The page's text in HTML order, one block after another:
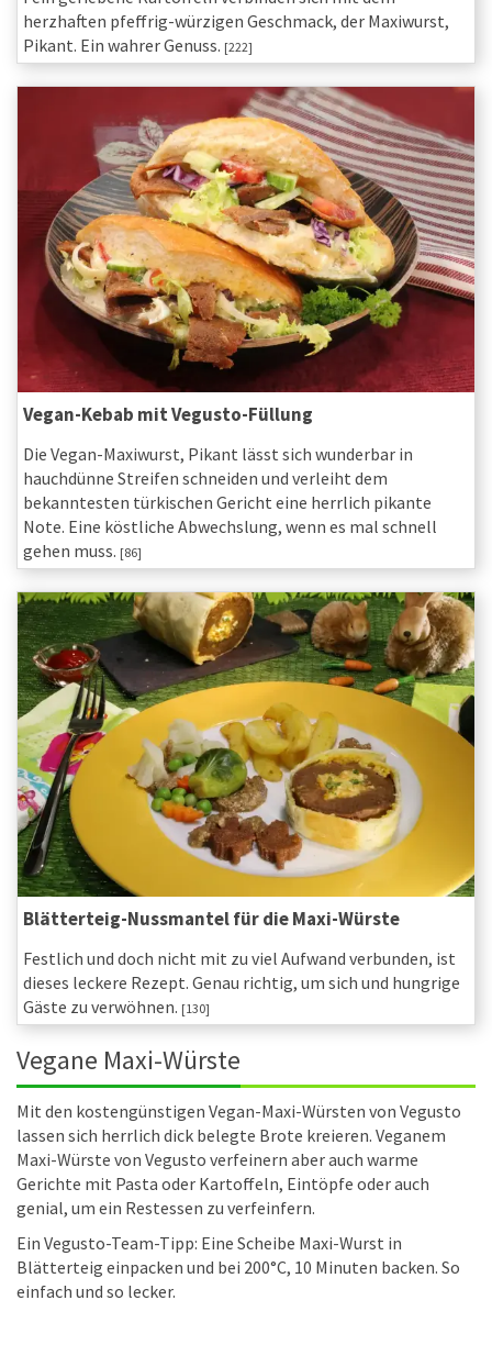
herzhaften pfeffrig-würzigen Geschmack, der Maxiwurst,
Pikant. Ein wahrer Genuss. [222]
Vegan-Kebab mit Vegusto-Füllung
Die Vegan-Maxiwurst, Pikant lässt sich wunderbar in
hauchdünne Streifen schneiden und verleiht dem
bekanntesten türkischen Gericht eine herrlich pikante
Note. Eine köstliche Abwechslung, wenn es mal schnell
gehen muss. [86]
Blätterteig-Nussmantel für die Maxi-Würste
Festlich und doch nicht mit zu viel Aufwand verbunden, ist
dieses leckere Rezept. Genau richtig, um sich und hungrige
Gäste zu verwöhnen. [130]
Vegane Maxi-Würste
Mit den kostengünstigen Vegan-Maxi-Würsten von Vegusto
lassen sich herrlich dick belegte Brote kreieren. Veganem
Maxi-Würste von Vegusto verfeinern aber auch warme
Gerichte mit Pasta oder Kartoffeln, Eintöpfe oder auch
genial, um ein Restessen zu verfeinfern.
Ein Vegusto-Team-Tipp: Eine Scheibe Maxi-Wurst in
Blätterteig einpacken und bei 200°C, 10 Minuten backen. So
einfach und so lecker.